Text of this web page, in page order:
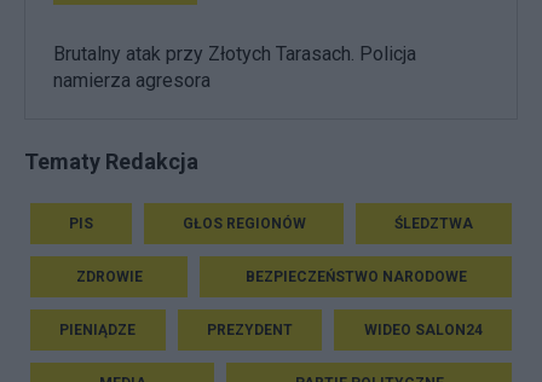
Brutalny atak przy Złotych Tarasach. Policja
namierza agresora
Tematy Redakcja
PIS GŁOS REGIONÓW ŚLEDZTWA
ZDROWIE BEZPIECZEŃSTWO NARODOWE
PIENIĄDZE PREZYDENT WIDEO SALON24